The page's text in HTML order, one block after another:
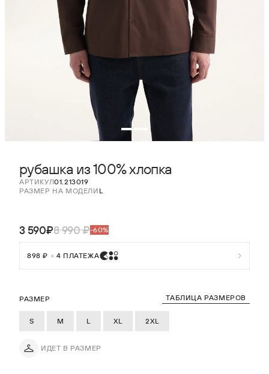
рубашка из 100% хлопка
АРТИКУЛ01.213019
РАЗМЕР НА МОДЕЛИ L
РАЗМЕР ТАБЛИЦА РАЗМЕРОВ
S M L XL 2XL
ИДЕТ В РАЗМЕР
3 590₽8 990 ₽-60%
898 ₽ × 4 ПЛАТЕЖА